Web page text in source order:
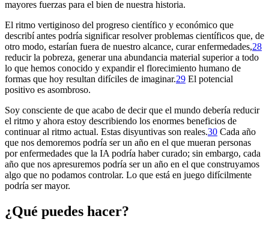
mayores fuerzas para el bien de nuestra historia.
El ritmo vertiginoso del progreso científico y económico que
describí antes podría significar resolver problemas científicos que, de
otro modo, estarían fuera de nuestro alcance, curar enfermedades,⁠28
reducir la pobreza, generar una abundancia material superior a todo
lo que hemos conocido y expandir el florecimiento humano de
formas que hoy resultan difíciles de imaginar.⁠29 El potencial
positivo es asombroso.
Soy consciente de que acabo de decir que el mundo debería reducir
el ritmo y ahora estoy describiendo los enormes beneficios de
continuar al ritmo actual. Estas disyuntivas son reales.⁠30 Cada año
que nos demoremos podría ser un año en el que mueran personas
por enfermedades que la IA podría haber curado; sin embargo, cada
año que nos apresuremos podría ser un año en el que construyamos
algo que no podamos controlar. Lo que está en juego difícilmente
podría ser mayor.
¿Qué puedes hacer?